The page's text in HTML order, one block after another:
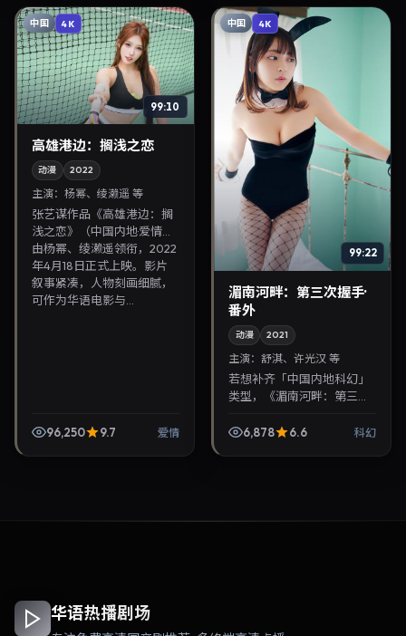
中国 4K
99:10
高雄港边：搁浅之恋
动漫 2022
主演： 杨幂、绫濑遥 等
张艺谋作品《高雄港边：搁
浅之恋》（中国内地·爱情）
由杨幂、绫濑遥领衔，2022
年4月18日正式上映。影片
叙事紧凑，人物刻画细腻，
可作为华语电影与...
96,250 9.7 爱情
中国 4K
99:22
湄南河畔：第三次握手·
番外
动漫 2021
主演：舒淇、许光汉 等
若想补齐「中国内地科幻」
类型，《湄南河畔：第三次
平导演，舒淇、许光汉主
6,878 6.6 科幻
华语热播剧场